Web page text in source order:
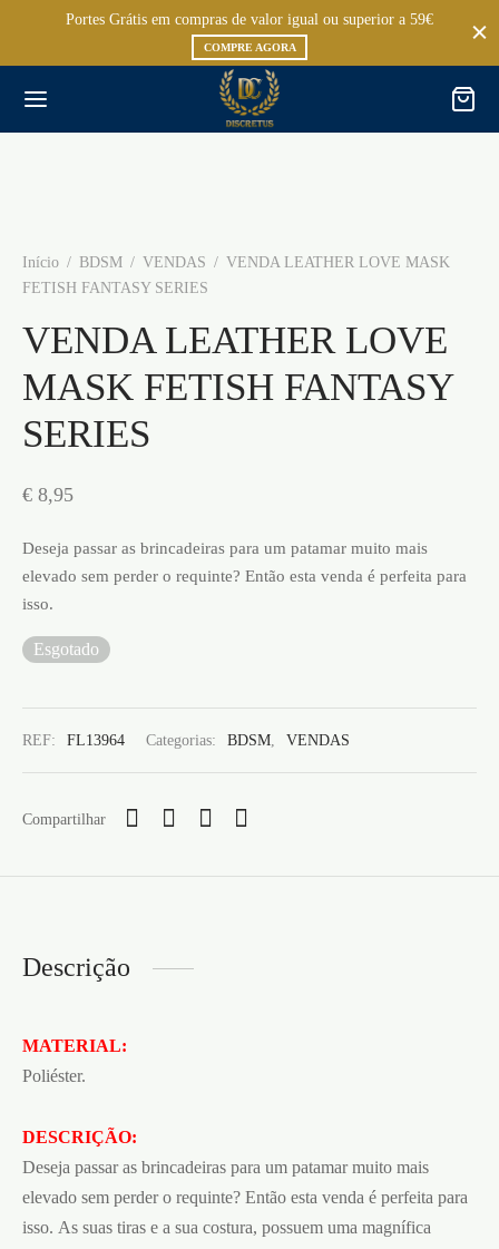
Portes Grátis em compras de valor igual ou superior a 59€
COMPRE AGORA
Início / BDSM / VENDAS / VENDA LEATHER LOVE MASK
FETISH FANTASY SERIES
VENDA LEATHER LOVE
MASK FETISH FANTASY
SERIES
€ 8,95
Deseja passar as brincadeiras para um patamar muito mais
elevado sem perder o requinte? Então esta venda é perfeita para
isso.
Esgotado
REF: FL13964 Categorias: BDSM, VENDAS
Compartilhar
Descrição
MATERIAL:
Poliéster.
DESCRIÇÃO:
Deseja passar as brincadeiras para um patamar muito mais
elevado sem perder o requinte? Então esta venda é perfeita para
isso. As suas tiras e a sua costura, possuem uma magnífica